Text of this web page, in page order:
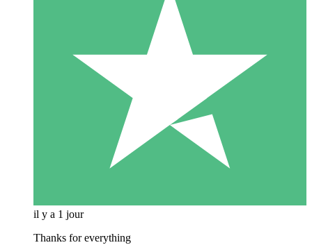
il y a 1 jour
Thanks for everything